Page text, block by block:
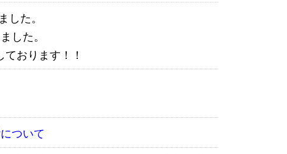
た。
した。
おります！！
ついて